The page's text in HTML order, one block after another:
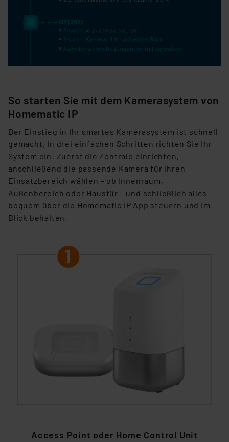
personenbezogene Daten in
Überwachungsprogrammen verarbeiten, ohne dass
hiergegen Klagemöglichkeiten für Europäer bestehen.
Unsere Kooperation mit diesen Dienstleistern stützt
sich auf die Standarddatenschutzklauseln der
Europäischen Kommission sowie einer eigenen
verbundenen Risiken.“
Impressum | Datenschutzerklärung
So starten Sie mit dem Kamerasystem von
Homematic IP
Der Einstieg in Ihr smartes Kamerasystem ist schnell
gemacht. In drei einfachen Schritten richten Sie Ihr
System ein: Zuerst die Zentrale einrichten,
anschließend die passende Kamera für Ihren
Einsatzbereich wählen – ob Innenraum,
Außenbereich oder Haustür – und schließlich alles
bequem über die Homematic IP App steuern und im
Blick behalten.
Access Point oder Home Control Unit